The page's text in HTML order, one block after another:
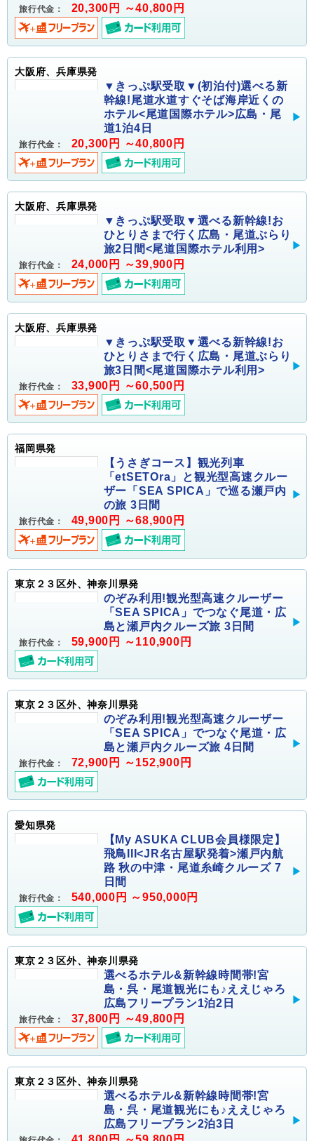
旅行代金： 20,300円 ～40,800円
大阪府、兵庫県発
▼きっぷ駅受取▼(初泊付)選べる新
幹線!尾道水道すぐそば海岸近くの
ホテル<尾道国際ホテル>広島・尾
道1泊4日
旅行代金： 20,300円 ～40,800円
大阪府、兵庫県発
▼きっぷ駅受取▼選べる新幹線!お
ひとりさまで行く広島・尾道ぶらり
旅2日間<尾道国際ホテル利用>
旅行代金： 24,000円 ～39,900円
大阪府、兵庫県発
▼きっぷ駅受取▼選べる新幹線!お
ひとりさまで行く広島・尾道ぶらり
旅3日間<尾道国際ホテル利用>
旅行代金： 33,900円 ～60,500円
福岡県発
【うさぎコース】観光列車
「etSETOra」と観光型高速クルー
ザー「SEA SPICA」で巡る瀬戸内
の旅 3日間
旅行代金： 49,900円 ～68,900円
東京２３区外、神奈川県発
のぞみ利用!観光型高速クルーザー
「SEA SPICA」でつなぐ尾道・広
島と瀬戸内クルーズ旅 3日間
旅行代金： 59,900円 ～110,900円
東京２３区外、神奈川県発
のぞみ利用!観光型高速クルーザー
「SEA SPICA」でつなぐ尾道・広
島と瀬戸内クルーズ旅 4日間
旅行代金： 72,900円 ～152,900円
愛知県発
【My ASUKA CLUB会員様限定】
飛鳥III<JR名古屋駅発着>瀬戸内航
路 秋の中津・尾道糸崎クルーズ 7
日間
旅行代金： 540,000円 ～950,000円
東京２３区外、神奈川県発
選べるホテル&新幹線時間帯!宮
島・呉・尾道観光にも♪ええじゃろ
広島フリープラン1泊2日
旅行代金： 37,800円 ～49,800円
東京２３区外、神奈川県発
選べるホテル&新幹線時間帯!宮
島・呉・尾道観光にも♪ええじゃろ
広島フリープラン2泊3日